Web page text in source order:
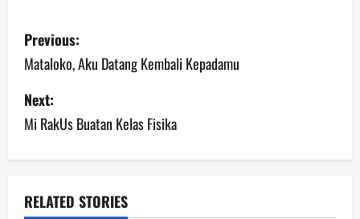
Previous:
Mataloko, Aku Datang Kembali Kepadamu
Next:
Mi RakUs Buatan Kelas Fisika
RELATED STORIES